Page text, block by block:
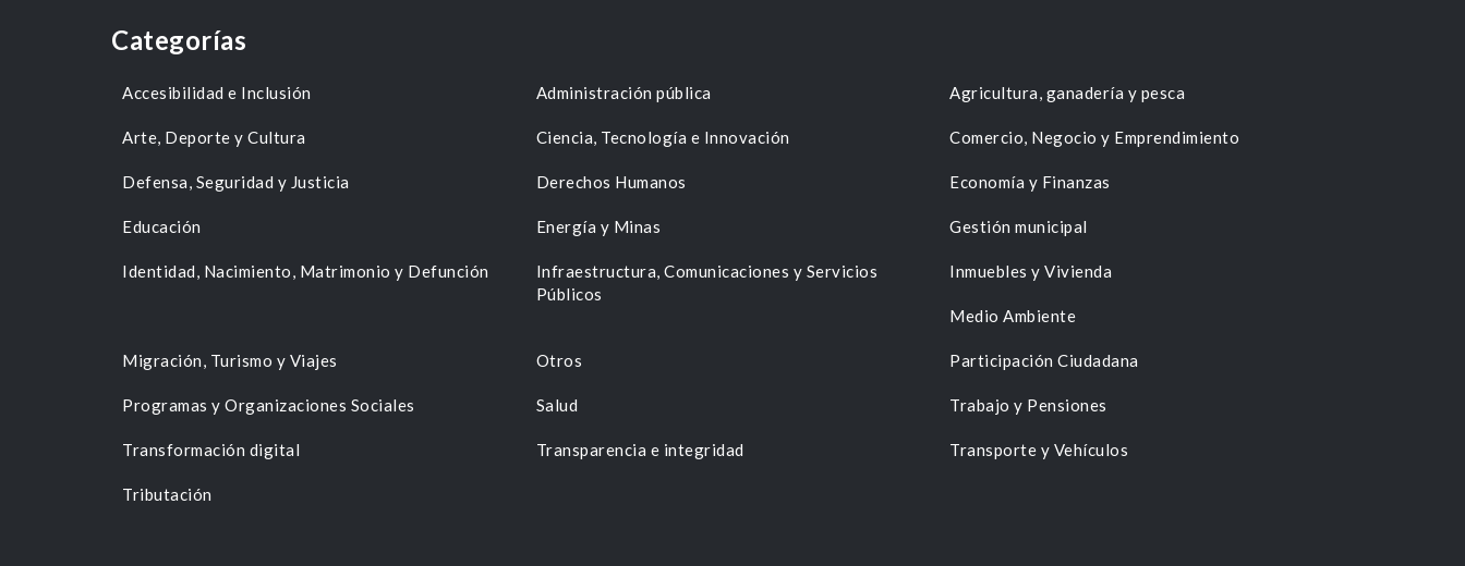
Categorías
Accesibilidad e Inclusión Administración pública Agricultura, ganadería y pesca
Arte, Deporte y Cultura Ciencia, Tecnología e Innovación Comercio, Negocio y Emprendimiento
Defensa, Seguridad y Justicia Derechos Humanos Economía y Finanzas
Educación Energía y Minas Gestión municipal
Identidad, Nacimiento, Matrimonio y Defunción
Infraestructura, Comunicaciones y Servicios
Públicos
Inmuebles y Vivienda
Medio Ambiente
Migración, Turismo y Viajes Otros Participación Ciudadana
Programas y Organizaciones Sociales Salud Trabajo y Pensiones
Transformación digital Transparencia e integridad Transporte y Vehículos
Tributación